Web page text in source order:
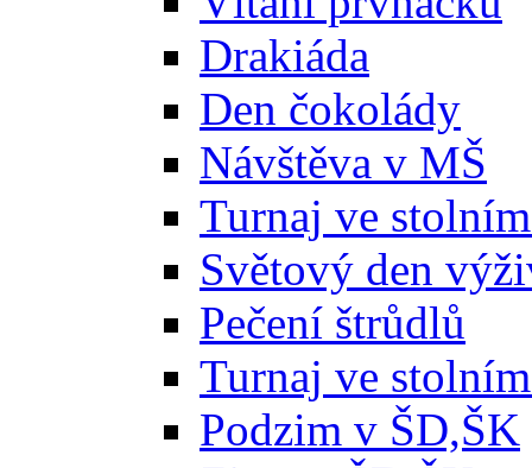
Drakiáda
Den čokolády
Návštěva v MŠ
Turnaj ve
Světový den
Pečení štrůdlů
Turnaj ve
Podzim v ŠD,ŠK